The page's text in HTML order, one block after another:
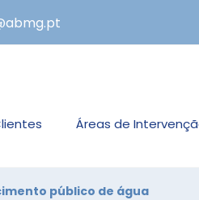
Áreas de
público de água